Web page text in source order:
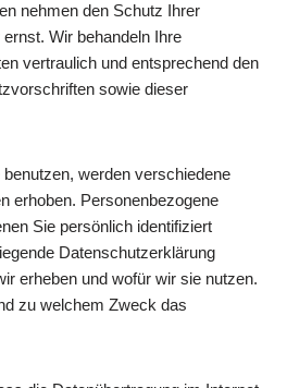
nehmen den Schutz Ihrer
Wir behandeln Ihre
vertraulich und entsprechend den
sowie dieser
werden verschiedene
erhoben. Personenbezogene
Sie persönlich identifiziert
Datenschutzerklärung
erheben und wofür wir sie nutzen.
zu welchem Zweck das